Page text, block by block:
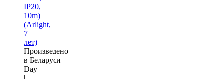
IP20,
10m)
(Arlight,
7
лет)
Произведено
в Беларуси
Day